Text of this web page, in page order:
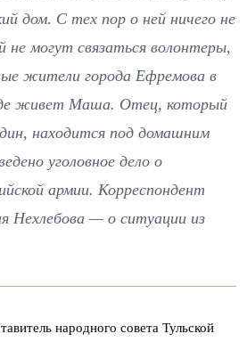
дом. С тех пор о ней ничего не
не могут связаться волонтеры,
жители города Ефремова в
живет Маша. Отец, который
находится под домашним
уголовное дело о
армии. Корреспондент
Нехлебова — о ситуации из
народного совета Тульской